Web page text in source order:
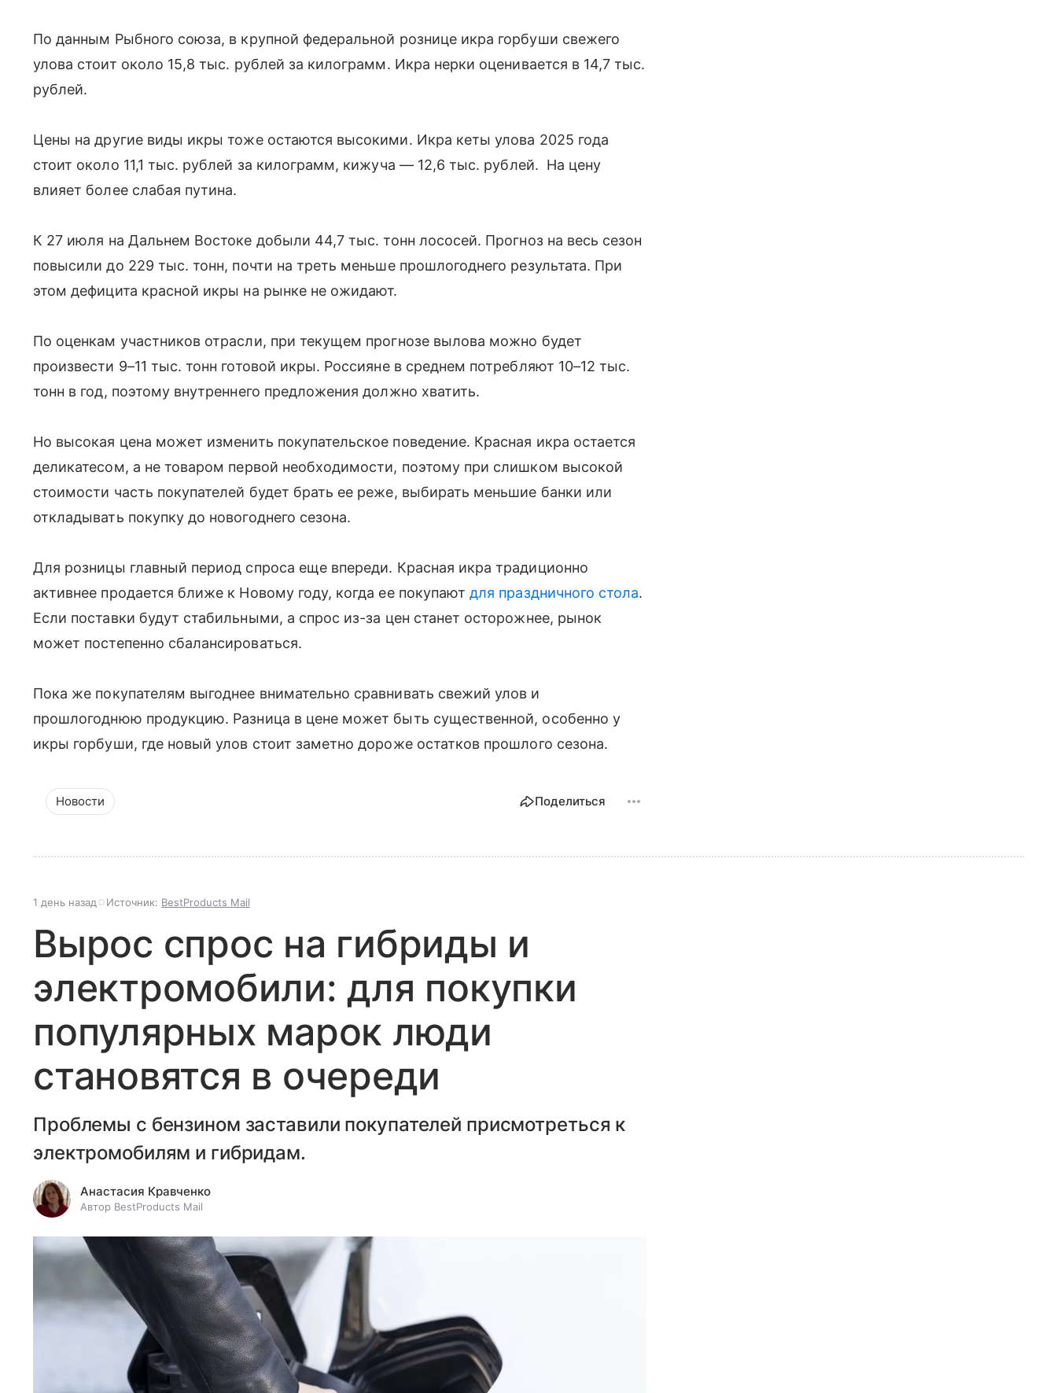
По данным Рыбного союза, в крупной федеральной рознице икра горбуши свежего
улова стоит около 15,8 тыс. рублей за килограмм. Икра нерки оценивается в 14,7 тыс.
рублей.
Цены на другие виды икры тоже остаются высокими. Икра кеты улова 2025 года
стоит около 11,1 тыс. рублей за килограмм, кижуча — 12,6 тыс. рублей. На цену
влияет более слабая путина.
К 27 июля на Дальнем Востоке добыли 44,7 тыс. тонн лососей. Прогноз на весь сезон
повысили до 229 тыс. тонн, почти на треть меньше прошлогоднего результата. При
этом дефицита красной икры на рынке не ожидают.
По оценкам участников отрасли, при текущем прогнозе вылова можно будет
произвести 9–11 тыс. тонн готовой икры. Россияне в среднем потребляют 10–12 тыс.
тонн в год, поэтому внутреннего предложения должно хватить.
Но высокая цена может изменить покупательское поведение. Красная икра остается
деликатесом, а не товаром первой необходимости, поэтому при слишком высокой
стоимости часть покупателей будет брать ее реже, выбирать меньшие банки или
откладывать покупку до новогоднего сезона.
Для розницы главный период спроса еще впереди. Красная икра традиционно
активнее продается ближе к Новому году, когда ее покупаютдля праздничного стола.
Если поставки будут стабильными, а спрос из-за цен станет осторожнее, рынок
может постепенно сбалансироваться.
Пока же покупателям выгоднее внимательно сравнивать свежий улов и
прошлогоднюю продукцию. Разница в цене может быть существенной, особенно у
икры горбуши, где новый улов стоит заметно дороже остатков прошлого сезона.
Новости Поделиться
1 день назад Источник: BestProducts Mail
Вырос спрос на гибриды и
электромобили: для покупки
популярных марок люди
становятся в очереди
Проблемы с бензином заставили покупателей присмотреться к
электромобилям и гибридам.
Анастасия Кравченко
Автор BestProducts Mail